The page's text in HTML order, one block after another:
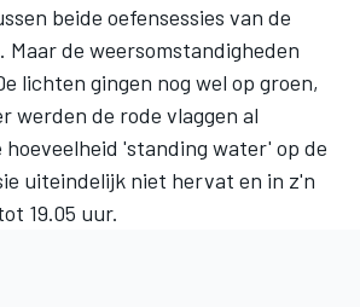
beide oefensessies van de
Maar de weersomstandigheden
lichten gingen nog wel op groen,
werden de rode vlaggen al
hoeveelheid 'standing water' op de
uiteindelijk niet hervat en in z'n
19.05 uur.